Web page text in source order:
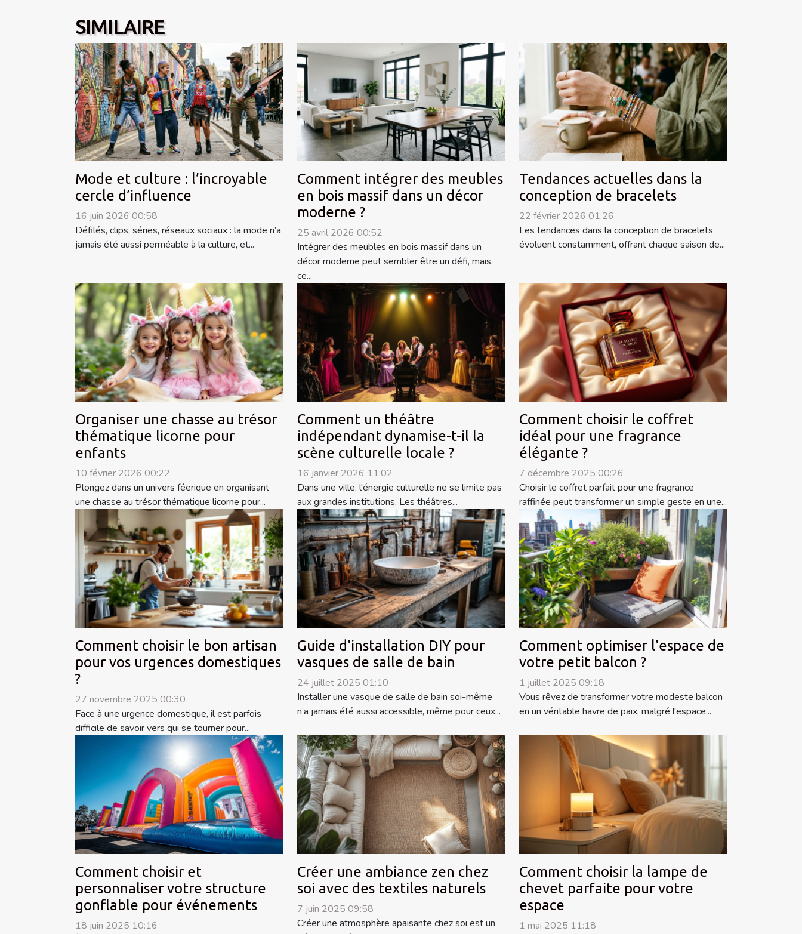
SIMILAIRE
Mode et culture : l’incroyable
cercle d’influence
16 juin 2026 00:58
Défilés, clips, séries, réseaux sociaux : la mode n’a
jamais été aussi perméable à la culture, et...
Comment intégrer des meubles
en bois massif dans un décor
moderne ?
25 avril 2026 00:52
Intégrer des meubles en bois massif dans un
décor moderne peut sembler être un défi, mais
ce...
Tendances actuelles dans la
conception de bracelets
22 février 2026 01:26
Les tendances dans la conception de bracelets
évoluent constamment, offrant chaque saison de...
Organiser une chasse au trésor
thématique licorne pour
enfants
10 février 2026 00:22
Plongez dans un univers féerique en organisant
une chasse au trésor thématique licorne pour...
Comment un théâtre
indépendant dynamise-t-il la
scène culturelle locale ?
16 janvier 2026 11:02
Dans une ville, l'énergie culturelle ne se limite pas
aux grandes institutions. Les théâtres...
Comment choisir le coffret
idéal pour une fragrance
élégante ?
7 décembre 2025 00:26
Choisir le coffret parfait pour une fragrance
raffinée peut transformer un simple geste en une...
Comment choisir le bon artisan
pour vos urgences domestiques
?
27 novembre 2025 00:30
Face à une urgence domestique, il est parfois
difficile de savoir vers qui se tourner pour...
Guide d'installation DIY pour
vasques de salle de bain
24 juillet 2025 01:10
Installer une vasque de salle de bain soi-même
n’a jamais été aussi accessible, même pour ceux...
Comment optimiser l'espace de
votre petit balcon ?
1 juillet 2025 09:18
Vous rêvez de transformer votre modeste balcon
en un véritable havre de paix, malgré l'espace...
Comment choisir et
personnaliser votre structure
gonflable pour événements
18 juin 2025 10:16
Créer une ambiance zen chez
soi avec des textiles naturels
7 juin 2025 09:58
Créer une atmosphère apaisante chez soi est un
Comment choisir la lampe de
chevet parfaite pour votre
espace
1 mai 2025 11:18